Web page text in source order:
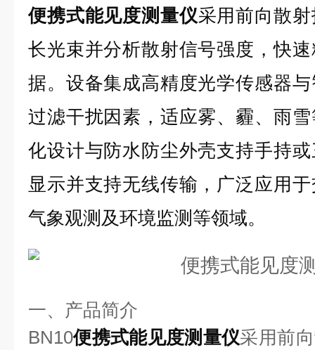
便携式能见度测量仪采用前向散
长光束并分析散射信号强度，快
据。设备集成高精度光学传感器
过滤干扰因素，适应雾、霾、雨
化设计与防水防尘外壳支持手持
显示并支持无线传输，广泛应用
气象观测及环境监测等领域。
一、产品简介
BN10便携式能见度测量仪采用前